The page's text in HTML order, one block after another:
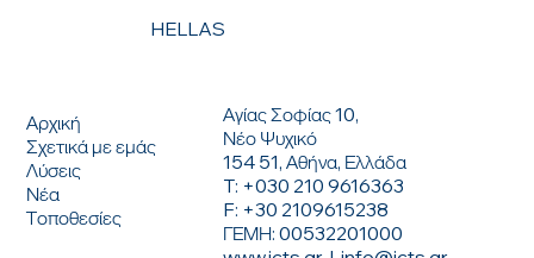
Αγίας Σοφίας 10,
Νέο Ψυχικό
154 51, Αθήνα, Ελλάδα
T: +030 210 9616363
F: +30 2109615238
ΓΕΜΗ: 00532201000
Αρχική
Σχετικά με εμάς
Λύσεις
Νέα
Τοποθεσίες
HELLAS